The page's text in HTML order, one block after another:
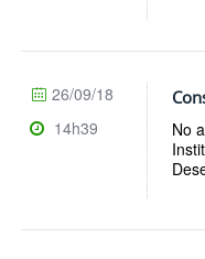
No
26/09/18
14h39